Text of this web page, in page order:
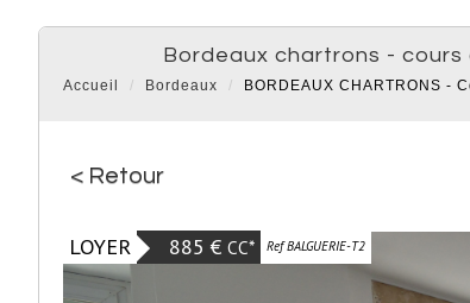
bordeaux chartrons -
Accueil Bordeaux BORDEAUX CHARTRONS -
< Retour
LOYER 885 € CC* Ref BALGUERIE-T2